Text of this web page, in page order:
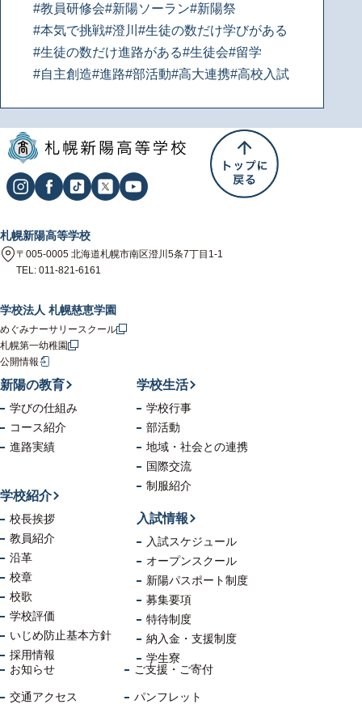
#教員研修会#新陽ソーラン#新陽祭
#本気で挑戦#澄川 #生徒の数だけ学びがある
#生徒の数だけ進路がある#生徒会#留学
#自主創造#進路#部活動#高大連携#高校入試
札幌新陽高等学校
〒005-0005 北海道札幌市南区澄川5条7丁目1-1
TEL: 011-821-6161
学校法人 札幌慈恵学園
めぐみナーサリースクール
札幌第一幼稚園
公開情報
新陽の教育
学びの仕組み
コース紹介
進路実績
学校生活
学校行事
部活動
地域・社会との連携
国際交流
制服紹介
学校紹介
校長挨拶
教員紹介
沿革
校章
校歌
学校評価
いじめ防止基本方針
採用情報
入試情報
入試スケジュール
オープンスクール
新陽パスポート制度
募集要項
特待制度
納入金・支援制度
学生寮
お知らせ
交通アクセス
ご支援・ご寄付
パンフレット